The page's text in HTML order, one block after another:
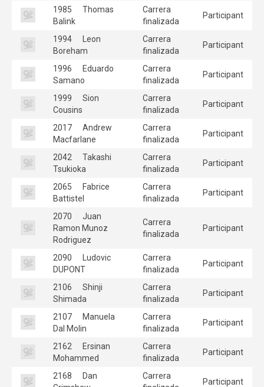
1985
Thomas
Balink
Carrera
finalizada
Participant
1994
Leon
Boreham
Carrera
finalizada
Participant
1996
Eduardo
Samano
Carrera
finalizada
Participant
1999
Sion
Cousins
Carrera
finalizada
Participant
2017
Andrew
Macfarlane
Carrera
finalizada
Participant
2042
Takashi
Tsukioka
Carrera
finalizada
Participant
2065
Fabrice
Battistel
Carrera
finalizada
Participant
2070
Juan
Ramon Munoz
Rodriguez
Carrera
finalizada
Participant
2090
Ludovic
DUPONT
Carrera
finalizada
Participant
2106
Shinji
Shimada
Carrera
finalizada
Participant
2107
Manuela
Dal Molin
Carrera
finalizada
Participant
2162
Ersinan
Mohammed
Carrera
finalizada
Participant
2168
Dan
Carrera
Participant